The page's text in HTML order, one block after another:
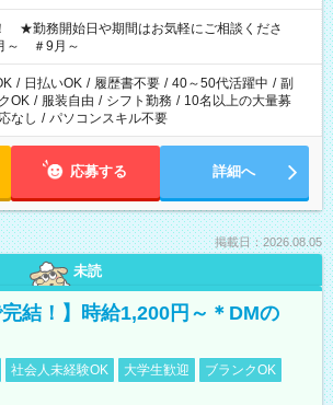
★勤務開始日や期間はお気軽にご相談くださ
～ ＃9月～
/ 日払いOK / 履歴書不要 / 40～50代活躍中 / 副
OK / 服装自由 / シフト勤務 / 10名以上の大量募
なし / パソコンスキル不要
応募する 詳細へ
掲載日：2026.08.05
未読
完結！】時給1,200円～＊DMの
社会人未経験OK 大学生歓迎
ブランクOK